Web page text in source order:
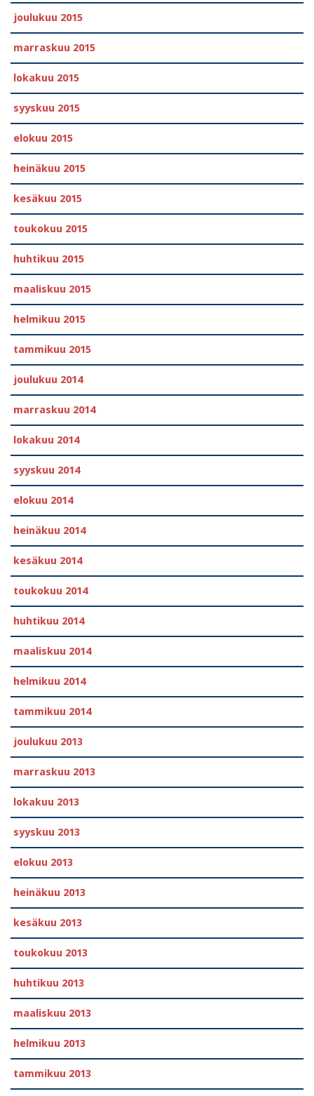
joulukuu 2015
marraskuu 2015
lokakuu 2015
syyskuu 2015
elokuu 2015
heinäkuu 2015
kesäkuu 2015
toukokuu 2015
huhtikuu 2015
maaliskuu 2015
helmikuu 2015
tammikuu 2015
joulukuu 2014
marraskuu 2014
lokakuu 2014
syyskuu 2014
elokuu 2014
heinäkuu 2014
kesäkuu 2014
toukokuu 2014
huhtikuu 2014
maaliskuu 2014
helmikuu 2014
tammikuu 2014
joulukuu 2013
marraskuu 2013
lokakuu 2013
syyskuu 2013
elokuu 2013
heinäkuu 2013
kesäkuu 2013
toukokuu 2013
huhtikuu 2013
maaliskuu 2013
helmikuu 2013
tammikuu 2013